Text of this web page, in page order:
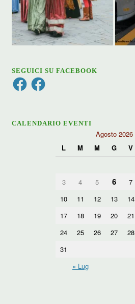
SEGUICI SU FACEBOOK
FacebookFacebook
CALENDARIO EVENTI
Agosto 2026
L
M M G V
3
4 5 6 7
10
11 12 13 14
17
18 19 20 21
24
25 26 27 28
31
« Lug